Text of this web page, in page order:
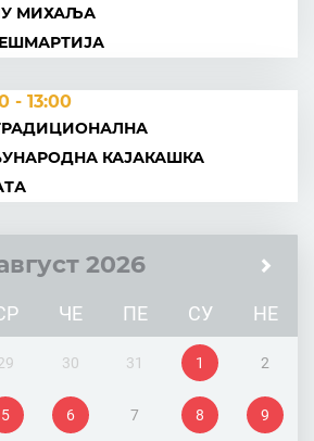
МИХАЉА
- 13:00
КАЈАКАШКА
2026
ЧЕ ПЕ СУ НЕ
30 31 1 2
5 6 7 8 9